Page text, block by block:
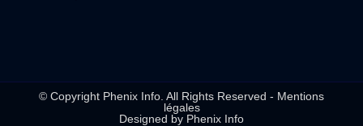
© Copyright Phenix Info. All Rights Reserved - Mentions
légales
Designed by Phenix Info